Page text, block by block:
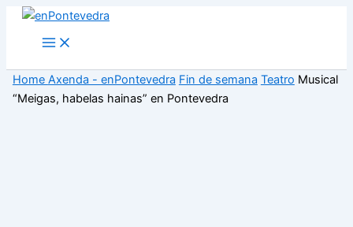
Main
Menu
Home Axenda - enPontevedra Fin de semana Teatro Musical
“Meigas, habelas hainas” en Pontevedra